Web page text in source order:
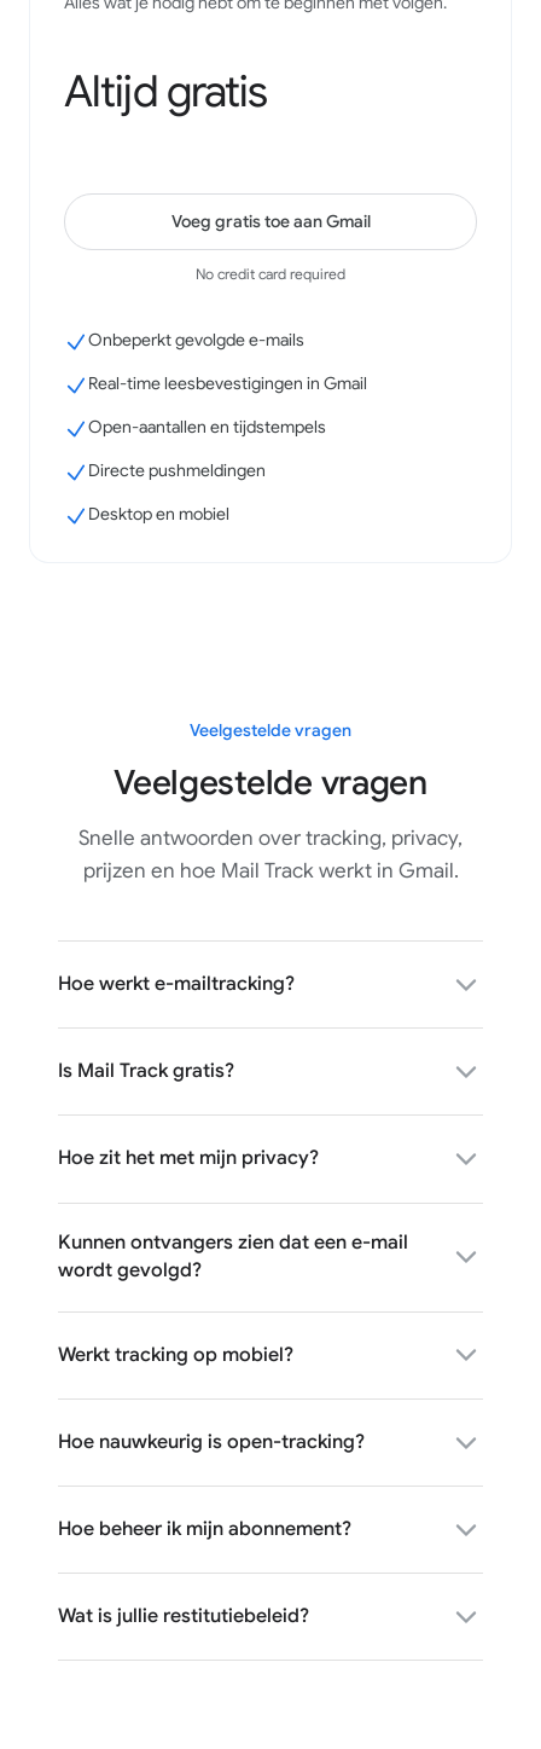
onmisbare installatie, bedankt aan het team!
Altijd gratis
Voeg gratis toe aan Gmail
No credit card required
Onbeperkt gevolgde e-mails
Real-time leesbevestigingen in Gmail
Open-aantallen en tijdstempels
Directe pushmeldingen
Desktop en mobiel
Veelgestelde vragen
Veelgestelde vragen
Snelle antwoorden over tracking, privacy,
prijzen en hoe Mail Track werkt in Gmail.
Hoe werkt e-mailtracking?
Is Mail Track gratis?
Hoe zit het met mijn privacy?
Kunnen ontvangers zien dat een e-mail
wordt gevolgd?
Werkt tracking op mobiel?
Hoe nauwkeurig is open-tracking?
Hoe beheer ik mijn abonnement?
Wat is jullie restitutiebeleid?